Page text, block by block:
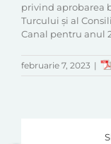
privind aprobarea
Turcului și al
Canal pentru anul
februarie 7, 2023 |